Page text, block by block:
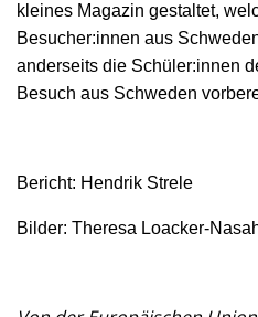
kleines Magazin gestaltet,
Besucher:innen aus
anderseits die Schüler:innen
Besuch aus Schweden
Bericht: Hendrik Strele
Bilder: Theresa Loacker-